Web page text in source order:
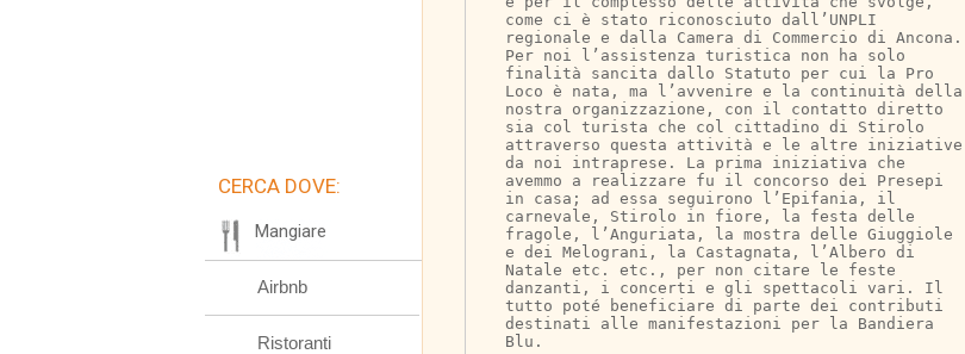
come ci è stato riconosciuto dall’UNPLI
regionale e dalla Camera di Commercio di Ancona.
Per noi l’assistenza turistica non ha solo
finalità sancita dallo Statuto per cui la Pro
Loco è nata, ma l’avvenire e la continuità della
nostra organizzazione, con il contatto diretto
sia col turista che col cittadino di Stirolo
attraverso questa attività e le altre iniziative
da noi intraprese. La prima iniziativa che
avemmo a realizzare fu il concorso dei Presepi
in casa; ad essa seguirono l’Epifania, il
carnevale, Stirolo in fiore, la festa delle
fragole, l’Anguriata, la mostra delle Giuggiole
e dei Melograni, la Castagnata, l’Albero di
Natale etc. etc., per non citare le feste
danzanti, i concerti e gli spettacoli vari. Il
tutto poté beneficiare di parte dei contributi
destinati alle manifestazioni per la Bandiera
Blu.
CERCA DOVE:
Mangiare
Airbnb
Ristoranti